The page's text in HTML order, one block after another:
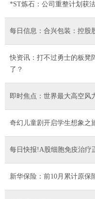
*ST炼石：公司重整计划获
每日信息：合兴包装：控股
快资讯：打不过勇士的板凳
了？
即时焦点：世界最大高空风
奇幻儿童剧开启学生想象之
每日快报!A股细胞免疫治疗
新华保险：前10月累计原保